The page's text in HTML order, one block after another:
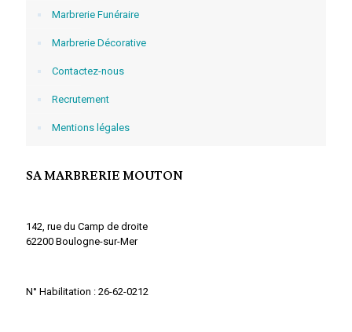
Marbrerie Funéraire
Marbrerie Décorative
Contactez-nous
Recrutement
Mentions légales
SA MARBRERIE MOUTON
142, rue du Camp de droite
62200 Boulogne-sur-Mer
N° Habilitation : 26-62-0212